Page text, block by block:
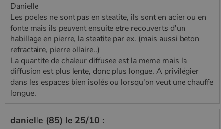
Danielle
Les poeles ne sont pas en steatite, ils sont en acier ou en
fonte mais ils peuvent ensuite etre recouverts d'un
habillage en pierre, la steatite par ex. (mais aussi beton
refractaire, pierre ollaire..)
La quantite de chaleur diffusee est la meme mais la
diffusion est plus lente, donc plus longue. A privilégier
dans les espaces bien isolés ou lorsqu'on veut une chauffe
longue.
danielle (85) le 25/10 :